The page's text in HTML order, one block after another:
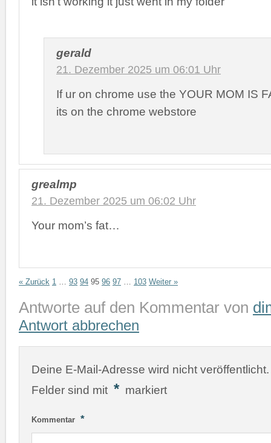
gerald
21. Dezember 2025 um 06:01 Uhr
If ur on chrome use the YOUR MOM IS
its on the chrome webstore
grealmp
21. Dezember 2025 um 06:02 Uhr
Your mom’s fat…
« Zurück 1 93 94 95 96 97 103 Weiter »
Antworte auf den Kommentar von
Antwort abbrechen
Deine E-Mail-Adresse wird nicht veröffentlicht.
Felder sind mit * markiert
Kommentar *